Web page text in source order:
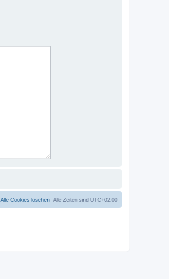
Alle Zeiten sind UTC+02:00
Alle Cookies löschen